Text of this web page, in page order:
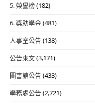
5. 榮譽榜(182)
6. 獎助學金(481)
人事室公告(138)
公告來文(3,171)
圖書館公告(433)
學務處公告(2,721)